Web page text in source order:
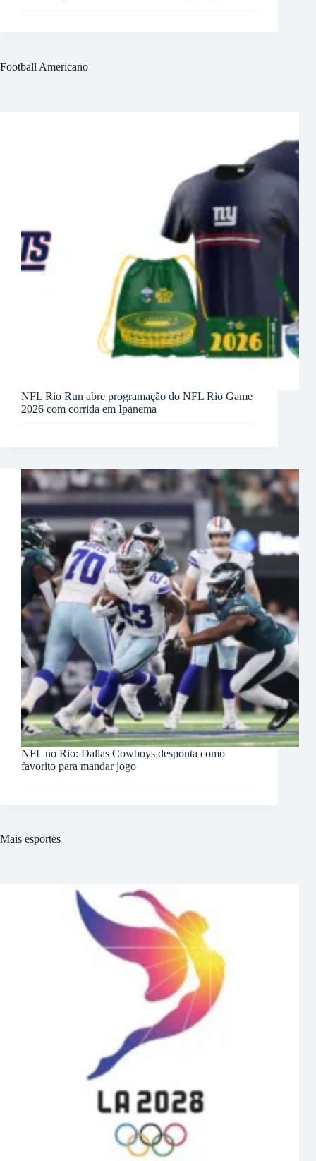
Football Americano
NFL Rio Run abre programação do NFL Rio Game
2026 com corrida em Ipanema
NFL no Rio: Dallas Cowboys desponta como
favorito para mandar jogo
Mais esportes